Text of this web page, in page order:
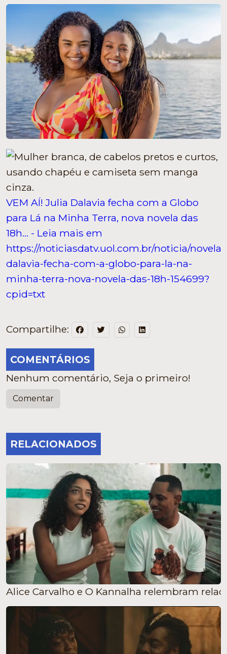
VEM AÍ! Julia Dalavia fecha com a Globo
para Lá na Minha Terra, nova novela das
18h... - Leia mais em
https://noticiasdatv.uol.com.br/noticia/
dalavia-fecha-com-a-globo-para-la-na-
minha-terra-nova-novela-das-18h-154699?
cpid=txt
Compartilhe:
COMENTÁRIOS
Nenhum comentário, Seja o primeiro!
Comentar
RELACIONADOS
Alice Carvalho e O Kannalha relembram